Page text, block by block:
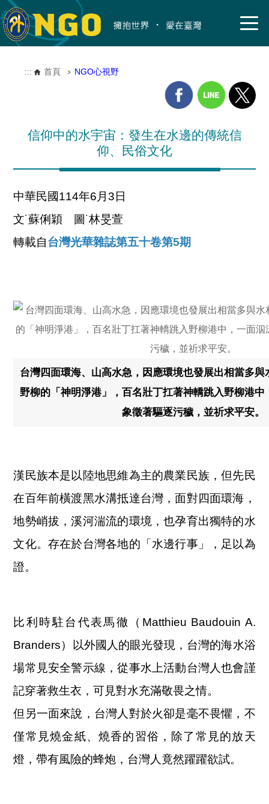
::: 首頁 NGO心視野
信仰中的水宇宙：發生在水邊的傳統信
仰、民俗文化
中華民國114年6月3日
文˙蘇俐穎 圖˙林旻萱
轉載自台灣光華雜誌第五十卷第5期
台灣四面環海、山高水急，因應環境也發展出相當多
野柳的「神明淨港」，百名壯丁扛著神轎跳入野柳港
象徵著驅逐污穢，並祈求平安。
漢民族本是以陸地思維為主的農業民族，但先民
在百年前橫渡黑水溝抵達台灣，面對四面環海，
地勢峭拔，溪河湍流的環境，也孕育出獨特的水
文化。存在於台灣各地的「水邊行事」，足以為
證。
比利時駐台代表馬徹（Matthieu Baudouin A.
Branders）以外國人的眼光發現，台灣的海水浴
場常見安全警示線，從事水上活動台灣人也會謹
記穿著救生衣，可見對水充滿敬畏之情。
但另一面來說，台灣人對於火卻是毫不畏懼，不
僅常見燒金紙、燒香的習俗，除了常見的放天
燈，帶有風險的蜂炮，台灣人竟然躍躍欲試。